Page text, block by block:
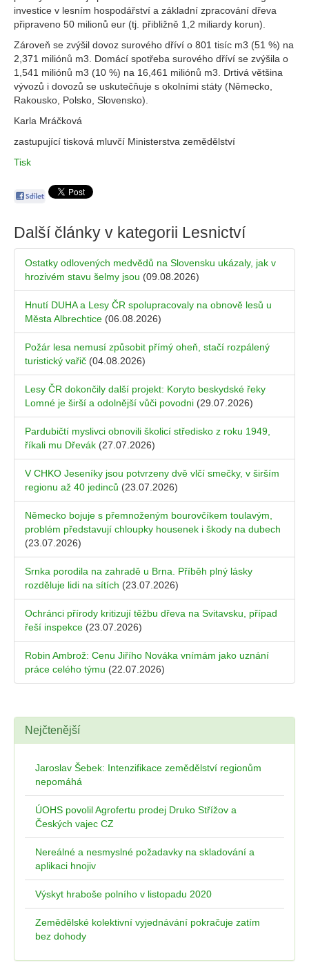
investice v lesním hospodářství a základní zpracování dřeva
připraveno 50 milionů eur (tj. přibližně 1,2 miliardy korun).
Zároveň se zvýšil dovoz surového dříví o 801 tisíc m3 (51 %) na
2,371 miliónů m3. Domácí spotřeba surového dříví se zvýšila o
1,541 miliónů m3 (10 %) na 16,461 miliónů m3. Drtivá většina
vývozů i dovozů se uskutečňuje s okolními státy (Německo,
Rakousko, Polsko, Slovensko).
Karla Mráčková
zastupující tisková mluvčí Ministerstva zemědělství
Tisk
Další články v kategorii Lesnictví
Ostatky odlovených medvědů na Slovensku ukázaly, jak v
hrozivém stavu šelmy jsou (09.08.2026)
Hnutí DUHA a Lesy ČR spolupracovaly na obnově lesů u
Města Albrechtice (06.08.2026)
Požár lesa nemusí způsobit přímý oheň, stačí rozpálený
turistický vařič (04.08.2026)
Lesy ČR dokončily další projekt: Koryto beskydské řeky
Lomné je širší a odolnější vůči povodni (29.07.2026)
Pardubičtí myslivci obnovili školicí středisko z roku 1949,
říkali mu Dřevák (27.07.2026)
V CHKO Jeseníky jsou potvrzeny dvě vlčí smečky, v širším
regionu až 40 jedinců (23.07.2026)
Německo bojuje s přemnoženým bourovčíkem toulavým,
problém představují chloupky housenek i škody na dubech
(23.07.2026)
Srnka porodila na zahradě u Brna. Příběh plný lásky
rozděluje lidi na sítích (23.07.2026)
Ochránci přírody kritizují těžbu dřeva na Svitavsku, případ
řeší inspekce (23.07.2026)
Robin Ambrož: Cenu Jiřího Nováka vnímám jako uznání
práce celého týmu (22.07.2026)
Nejčtenější
Jaroslav Šebek: Intenzifikace zemědělství regionům
nepomáhá
ÚOHS povolil Agrofertu prodej Druko Střížov a
Českých vajec CZ
Nereálné a nesmyslné požadavky na skladování a
aplikaci hnojiv
Výskyt hraboše polního v listopadu 2020
Zemědělské kolektivní vyjednávání pokračuje zatím
bez dohody